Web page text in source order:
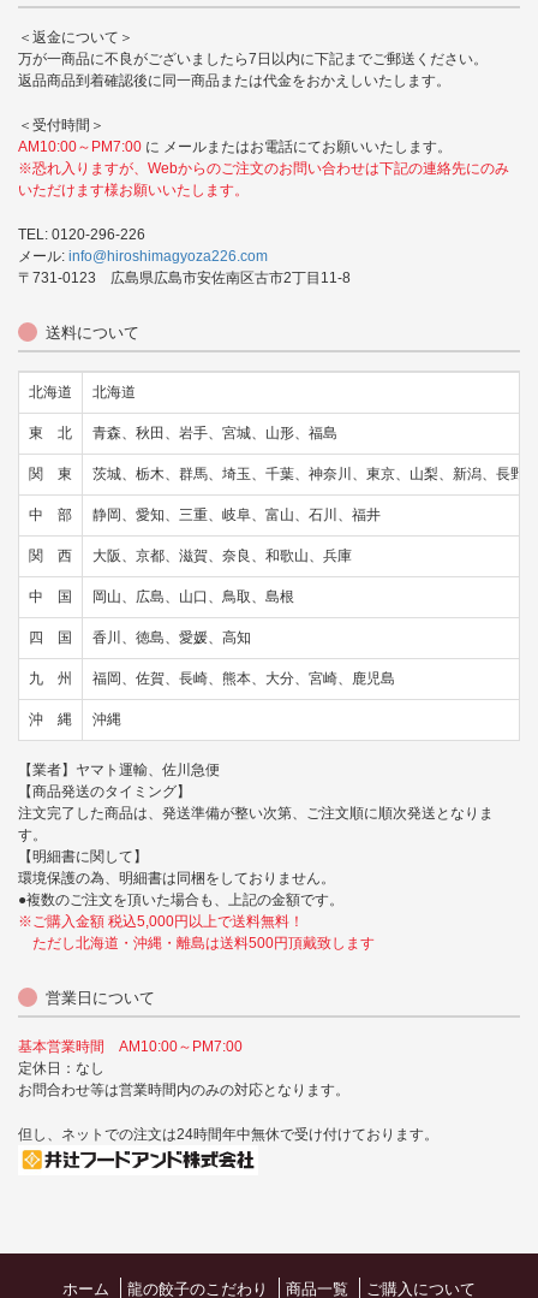
＜返金について＞
万が一商品に不良がございましたら7日以内に下記までご郵送ください。
返品商品到着確認後に同一商品または代金をおかえしいたします。
＜受付時間＞
AM10:00～PM7:00 に メールまたはお電話にてお願いいたします。
※恐れ入りますが、Webからのご注文のお問い合わせは下記の連絡先にのみ
いただけます様お願いいたします。
TEL: 0120-296-226
メール: info@hiroshimagyoza226.com
〒731-0123 広島県広島市安佐南区古市2丁目11-8
送料について
北海道 北海道
東 北 青森、秋田、岩手、宮城、山形、福島
関 東 茨城、栃木、群馬、埼玉、千葉、神奈川、東京、山梨、新潟、長野
中 部 静岡、愛知、三重、岐阜、富山、石川、福井
関 西 大阪、京都、滋賀、奈良、和歌山、兵庫
中 国 岡山、広島、山口、鳥取、島根
四 国 香川、徳島、愛媛、高知
九 州 福岡、佐賀、長崎、熊本、大分、宮崎、鹿児島
沖 縄 沖縄
【業者】ヤマト運輸、佐川急便
【商品発送のタイミング】
注文完了した商品は、発送準備が整い次第、ご注文順に順次発送となりま
す。
【明細書に関して】
環境保護の為、明細書は同梱をしておりません。
●複数のご注文を頂いた場合も、上記の金額です。
※ご購入金額 税込5,000円以上で送料無料！
ただし北海道・沖縄・離島は送料500円頂戴致します
営業日について
基本営業時間 AM10:00～PM7:00
定休日：なし
お問合わせ等は営業時間内のみの対応となります。
但し、ネットでの注文は24時間年中無休で受け付けております。
ホーム 龍の餃子のこだわり 商品一覧 ご購入について